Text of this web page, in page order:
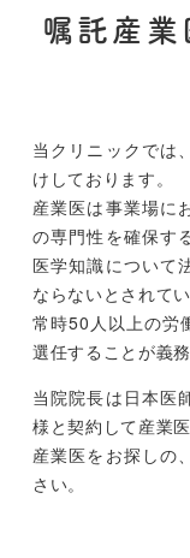
嘱託産
当クリニックでは
けしております。
産業医は事業場に
の専門性を確保す
医学知識について
ならないとされてい
常時50人以上の労
選任することが義
当院院長は日本医
様と契約して産業
産業医をお探しの
さい。